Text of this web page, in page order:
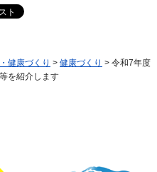
健康づくり > 健康づくり > 令和7年度
を紹介します